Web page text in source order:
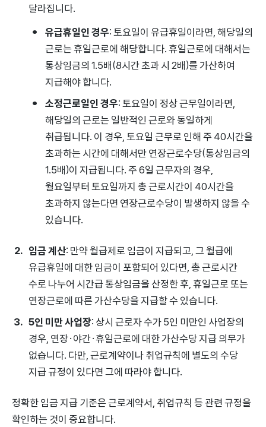
달라집니다.
유급휴일인 경우: 토요일이 유급휴일이라면, 해당일의
근로는 휴일근로에 해당합니다. 휴일근로에 대해서는
통상임금의 1.5배(8시간 초과 시 2배)를 가산하여
지급해야 합니다.
소정근로일인 경우: 토요일이 정상 근무일이라면,
해당일의 근로는 일반적인 근로와 동일하게
취급됩니다. 이 경우, 토요일 근무로 인해 주 40시간을
초과하는 시간에 대해서만 연장근로수당(통상임금의
1.5배)이 지급됩니다. 주 6일 근무자의 경우,
월요일부터 토요일까지 총 근로시간이 40시간을
초과하지 않는다면 연장근로수당이 발생하지 않을 수
있습니다.
임금 계산: 만약 월급제로 임금이 지급되고, 그 월급에
유급휴일에 대한 임금이 포함되어 있다면, 총 근로시간
수로 나누어 시간급 통상임금을 산정한 후, 휴일근로 또는
연장근로에 따른 가산수당을 지급할 수 있습니다.
5인 미만 사업장: 상시 근로자 수가 5인 미만인 사업장의
경우, 연장·야간·휴일근로에 대한 가산수당 지급 의무가
없습니다. 다만, 근로계약이나 취업규칙에 별도의 수당
지급 규정이 있다면 그에 따라야 합니다.
정확한 임금 지급 기준은 근로계약서, 취업규칙 등 관련 규정을
확인하는 것이 중요합니다.